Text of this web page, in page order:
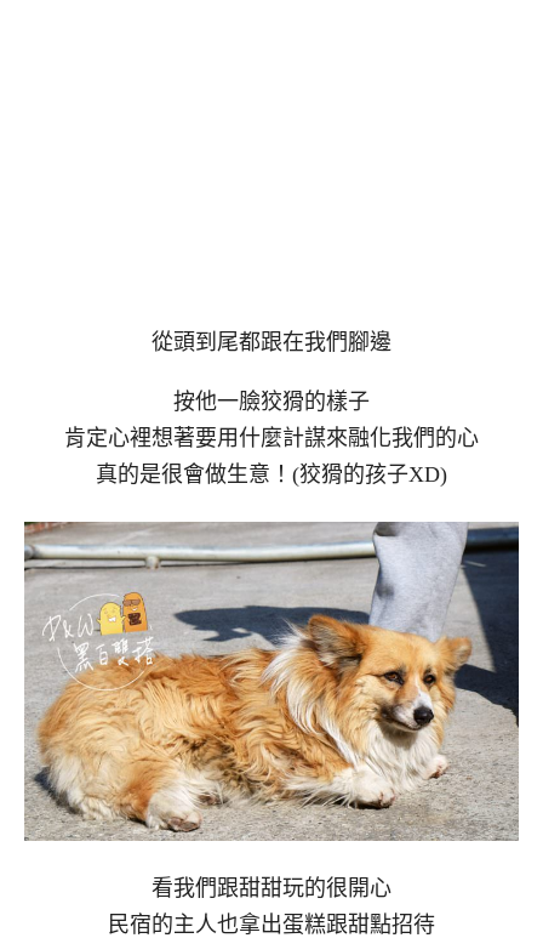
從頭到尾都跟在我們腳邊
按他一臉狡猾的樣子
肯定心裡想著要用什麼計謀來融化我們的心
真的是很會做生意！(狡猾的孩子XD)
看我們跟甜甜玩的很開心
民宿的主人也拿出蛋糕跟甜點招待